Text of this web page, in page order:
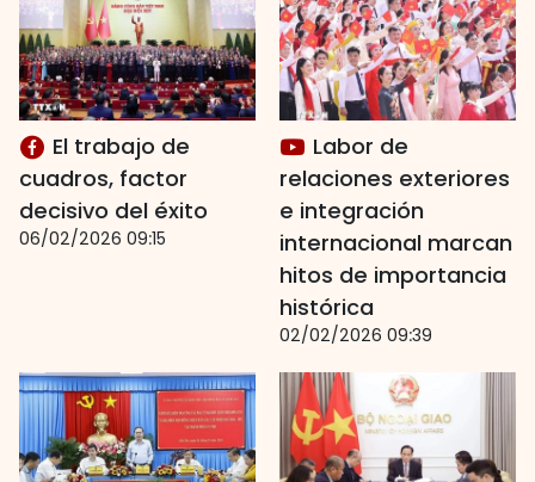
El trabajo de
cuadros, factor
decisivo del éxito
06/02/2026 09:15
Labor de
relaciones exteriores
e integración
internacional marcan
hitos de importancia
histórica
02/02/2026 09:39